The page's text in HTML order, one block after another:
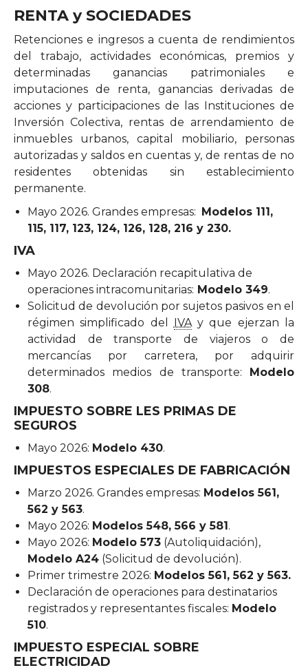
RENTA y SOCIEDADES
Retenciones e ingresos a cuenta de rendimientos
del trabajo, actividades económicas, premios y
determinadas ganancias patrimoniales e
imputaciones de renta, ganancias derivadas de
acciones y participaciones de las Instituciones de
Inversión Colectiva, rentas de arrendamiento de
inmuebles urbanos, capital mobiliario, personas
autorizadas y saldos en cuentas y, de rentas de no
residentes obtenidas sin establecimiento
permanente.
Mayo 2026. Grandes empresas: Modelos 111,
115, 117, 123, 124, 126, 128, 216 y 230.
IVA
Mayo 2026. Declaración recapitulativa de
operaciones intracomunitarias: Modelo 349.
Solicitud de devolución por sujetos pasivos en el
régimen simplificado del IVAy que ejerzan la
actividad de transporte de viajeros o de
mercancías por carretera, por adquirir
determinados medios de transporte: Modelo
308.
IMPUESTO SOBRE LES PRIMAS DE
SEGUROS
Mayo 2026: Modelo 430.
IMPUESTOS ESPECIALES DE FABRICACIÓN
Marzo 2026. Grandes empresas: Modelos 561,
562 y 563.
Mayo 2026: Modelos 548, 566 y 581.
Mayo 2026: Modelo 573 (Autoliquidación),
Modelo A24 (Solicitud de devolución).
Primer trimestre 2026: Modelos 561, 562 y 563.
Declaración de operaciones para destinatarios
registrados y representantes fiscales: Modelo
510.
IMPUESTO ESPECIAL SOBRE
ELECTRICIDAD